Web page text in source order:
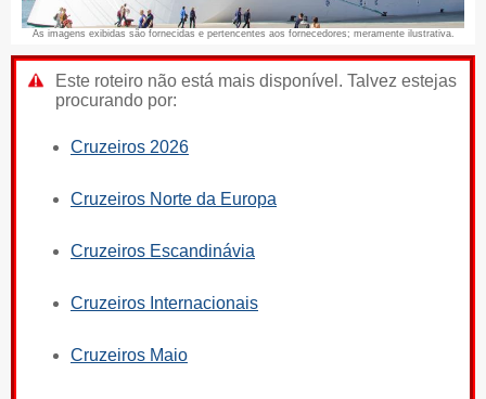
As imagens exibidas são fornecidas e pertencentes aos fornecedores; meramente ilustrativa.
Este roteiro não está mais disponível. Talvez estejas
procurando por:
Cruzeiros 2026
Cruzeiros Norte da Europa
Cruzeiros Escandinávia
Cruzeiros Internacionais
Cruzeiros Maio